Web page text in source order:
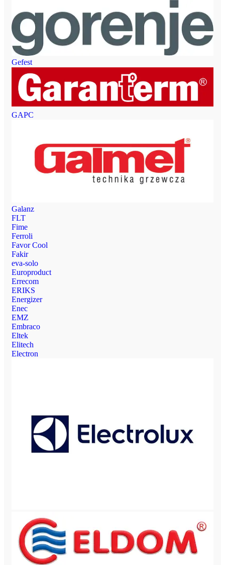
Gefest
GAPC
Galanz
FLT
Fime
Ferroli
Favor Cool
Fakir
eva-solo
Europroduct
Errecom
ERIKS
Energizer
Enec
EMZ
Embraco
Eltek
Elitech
Electron